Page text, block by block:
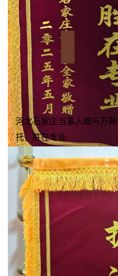
河北石家庄当事人赠与万
托，胜在专业